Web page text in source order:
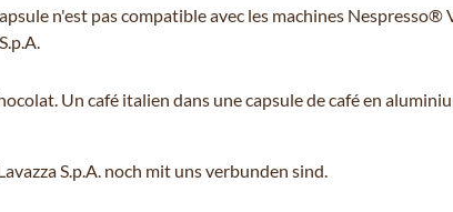
n'est pas compatible avec les machines
Un café italien dans une capsule de café en
S.p.A. noch mit uns verbunden sind.